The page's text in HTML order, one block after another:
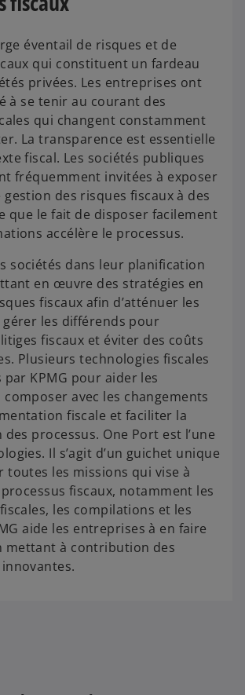
éventail de risques et de
qui constituent un fardeau
privées. Les entreprises ont
à se tenir au courant des
qui changent constamment
La transparence est essentielle
fiscal. Les sociétés publiques
fréquemment invitées à exposer
des risques fiscaux à des
que le fait de disposer facilement
accélère le processus.
sociétés dans leur planification
en œuvre des stratégies en
fiscaux afin d’atténuer les
les différends pour
fiscaux et éviter des coûts
Plusieurs technologies fiscales
KPMG pour aider les
avec les changements
fiscale et faciliter la
processus. One Port est l’une
Il s’agit d’un guichet unique
toutes les missions qui vise à
fiscaux, notamment les
les compilations et les
aide les entreprises à en faire
mettant à contribution des